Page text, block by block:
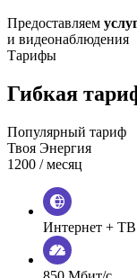
Предоставляем
и видеонаблюдения
Тарифы
Гибкая
Популярный тариф
Твоя Энергия
1200 / месяц
Интернет + ТВ